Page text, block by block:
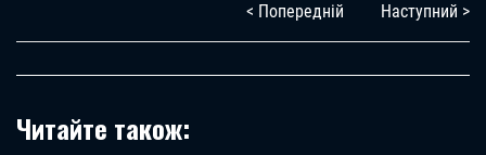
< Попередній Наступний >
Читайте також: